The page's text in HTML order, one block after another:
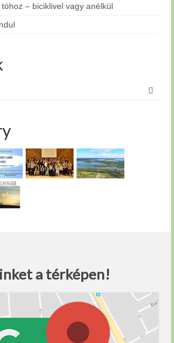
– biciklivel vagy anélkül
a térképen!